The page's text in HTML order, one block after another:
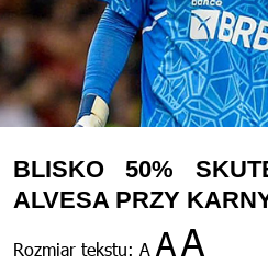
BLISKO 50%
ALVESA PRZY
Rozmiar tekstu: A AA